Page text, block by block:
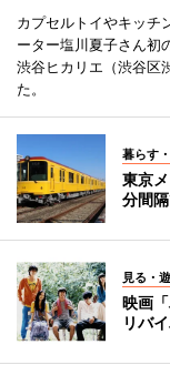
カプセルトイやキッチ
ーター塩川夏子さん初
渋谷ヒカリエ（渋谷区
た。
暮らす
東京
分間
見る・
映画
リバ